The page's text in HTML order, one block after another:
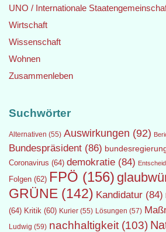
UNO / Internationale
Wirtschaft
Wissenschaft
Wohnen
Zusammenleben
Suchwörter
Alternativen (55) Auswirkungen (92)
Bundespräsident (86)
Coronavirus (64) demokratie (84)
Folgen (62) FPÖ (156)
GRÜNE (142) Kandidatur (84)
(64) Kritik (60) Kurier (55) Lösungen (57)
Ludwig (59) nachhaltigkeit (103)